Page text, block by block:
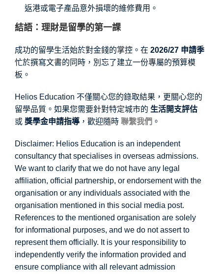
返港或電子產品意外損壞的維修費用。
結語：理財是留學的第一課
成功的留學生活始於對金錢的掌控。在 2026/27 申請季
忙於撰寫文書的同時，別忘了建立一份專屬的預算模
板。
Helios Education 不僅關心您的錄取結果，更關心您的
留學品質。如果您需要針對特定城市的 生活開支評估
或 獎學金申請指導，歡迎隨時 聯繫我們 。
Disclaimer: Helios Education is an independent
consultancy that specialises in overseas admissions.
We want to clarify that we do not have any legal
affiliation, official partnership, or endorsement with the
organisation or any individuals associated with the
organisation mentioned in this social media post.
References to the mentioned organisation are solely
for informational purposes, and we do not assert to
represent them officially. It is your responsibility to
independently verify the information provided and
ensure compliance with all relevant admission